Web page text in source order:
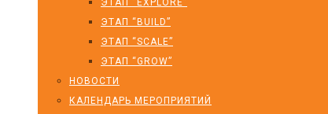
ЭТАП “EXPLORE”
ЭТАП “BUILD”
ЭТАП “SCALE”
ЭТАП “GROW”
НОВОСТИ
КАЛЕНДАРЬ МЕРОПРИЯТИЙ